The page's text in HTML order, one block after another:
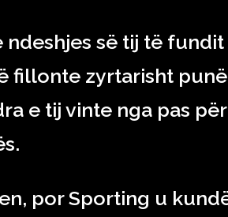
së tij të fundit
fillonte zyrtarisht
e tij vinte nga pas
por Sporting u